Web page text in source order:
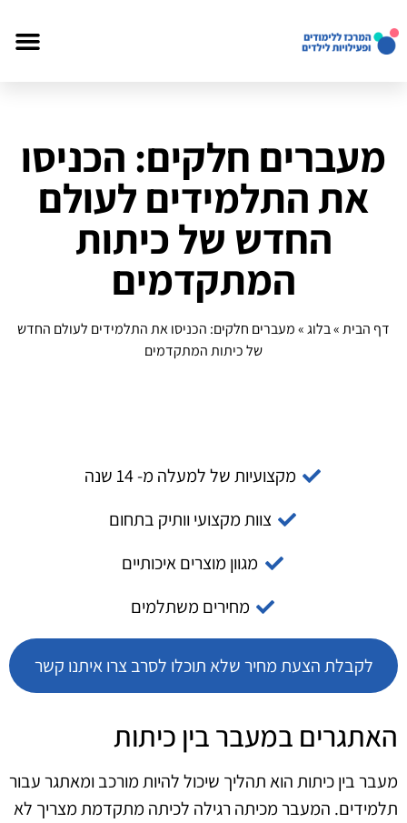
מעברים חלקים: הכניסו
את התלמידים לעולם
החדש של כיתות
המתקדמים
דף הבית»בלוג»מעברים חלקים: הכניסו את התלמידים לעולם החדש
של כיתות המתקדמים
מקצועיות של למעלה מ- 14 שנה
צוות מקצועי וותיק בתחום
מגוון מוצרים איכותיים
מחירים משתלמים
לקבלת הצעת מחיר שלא תוכלו לסרב צרו איתנו קשר
האתגרים במעבר בין כיתות
מעבר בין כיתות הוא תהליך שיכול להיות מורכב ומאתגר עבור
תלמידים. המעבר מכיתה רגילה לכיתה מתקדמת מצריך לא